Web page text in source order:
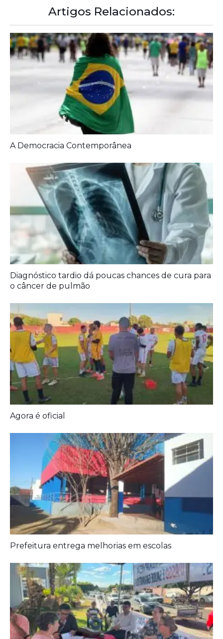
Artigos Relacionados:
A Democracia Contemporânea
Diagnóstico tardio dá poucas chances de cura para
o câncer de pulmão
Agora é oficial
Prefeitura entrega melhorias em escolas